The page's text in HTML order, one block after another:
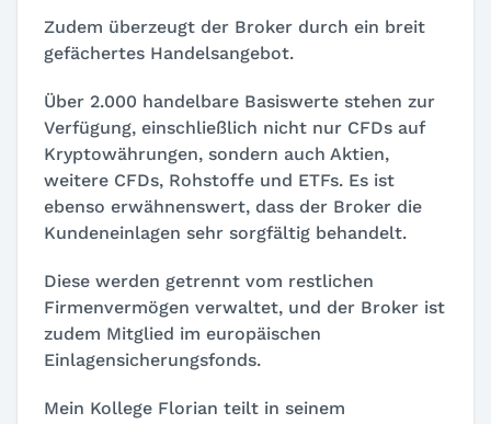
Zudem überzeugt der Broker durch ein breit
gefächertes Handelsangebot.
Über 2.000 handelbare Basiswerte stehen zur
Verfügung, einschließlich nicht nur CFDs auf
Kryptowährungen, sondern auch Aktien,
weitere CFDs, Rohstoffe und ETFs. Es ist
ebenso erwähnenswert, dass der Broker die
Kundeneinlagen sehr sorgfältig behandelt.
Diese werden getrennt vom restlichen
Firmenvermögen verwaltet, und der Broker ist
zudem Mitglied im europäischen
Einlagensicherungsfonds.
Mein Kollege Florian teilt in seinem